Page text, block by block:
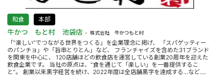
和食 本部
牛かつ もと村 池袋店 株式会社 牛かつもと村
「”楽しい”でつながる世界をつくる」を企業理念に掲げ、 「スパゲッティー
のパンチョ」や「旨串とりとん」など、 フランチャイズを含めた31ブランド
を関東を中心に、 120店舗ほどの飲食店を運営している創業20周年を迎えた
飲食企業です。 当社の原点は、“食を通じて「楽しい」を一番提供するこ
と”。 創業以来黒字経営を続け、2022年度は全店舗黒字を達成する…など....